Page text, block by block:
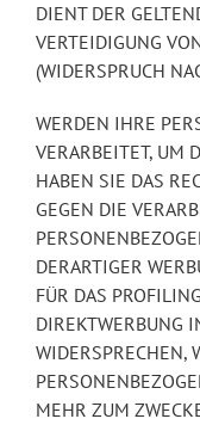
DIENT DER
VERTEIDIGUNG
(WIDERSPRUCH
WERDEN IHRE
VERARBEITET, UM
HABEN SIE DAS
GEGEN DIE
DERARTIGER
FÜR DAS
DIREKTWERBUNG
WIDERSPRECHEN,
MEHR ZUM